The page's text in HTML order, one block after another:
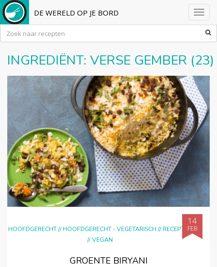
DE WERELD OP JE BORD
INGREDIËNT: VERSE GEMBER (23)
HOOFDGERECHT//HOOFDGERECHT - VEGETARISCH //RECEPTEN
//VEGAN
14
FEB
GROENTE BIRYANI